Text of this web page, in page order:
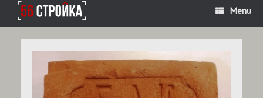
Menu